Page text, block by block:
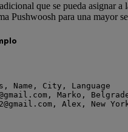
que se pueda asignar a
Pushwoosh para una mayor
Name, City,
Language
Marko,
Alex, New